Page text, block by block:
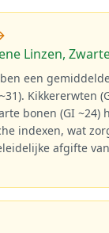
Linzen,
een
Kikkererwten
bonen (GI ~24)
indexen, wat
afgifte